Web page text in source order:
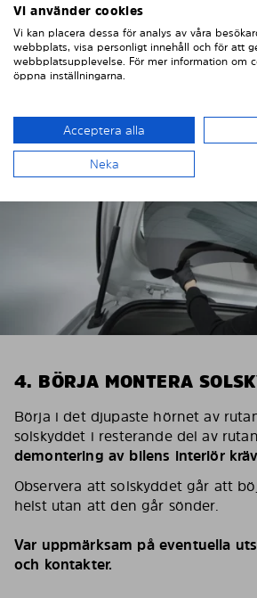
Det kan hjälpa att torka av
fuktig trasa.
4. BÖRJA MONTERA
Börja i det djupaste hörnet av
solskyddet i resterande del av
demontering av bilens interiör
Observera att solskyddet går att
helst utan att den går sönder.
Var uppmärksam på eventuella
och kontakter.
Vi använder cookies
Vi kan placera dessa för analys av våra
webbplats, visa personligt innehåll och för att
webbplatsupplevelse. För mer information om
öppna inställningarna.
Acceptera alla
Neka